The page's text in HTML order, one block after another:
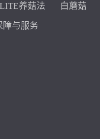
养菇法
障与服务
白蘑菇